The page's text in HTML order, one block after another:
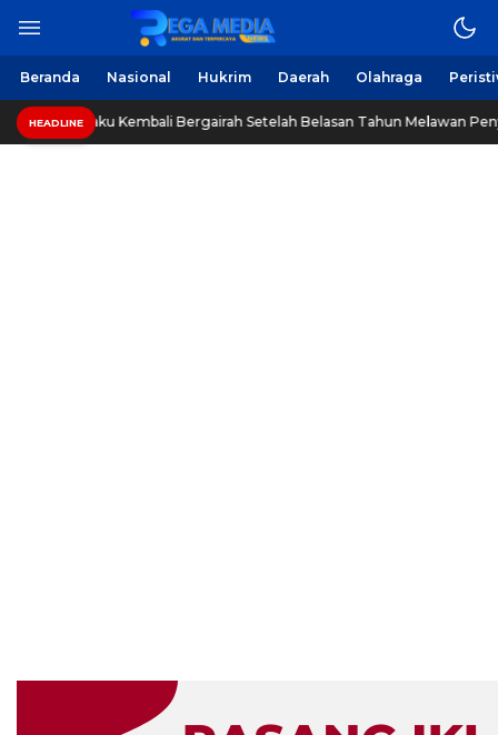
Beranda Nasional Hukrim Daerah Olahraga
HEADLINE
Kembali Bergairah Setelah Belasan Tahun Melawan Penyakit Tumor